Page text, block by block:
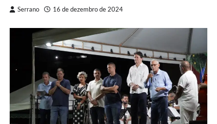
Serrano 16 de dezembro de 2024